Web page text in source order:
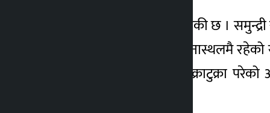
भेटिएका शव सनाखत गर्न बाँकी छ ।
२१ शवमध्ये ११ वटा शव घटनास्थलमै रहेको
पहाडमा जहाज ठोक्किएर टुक्राटुक्रा